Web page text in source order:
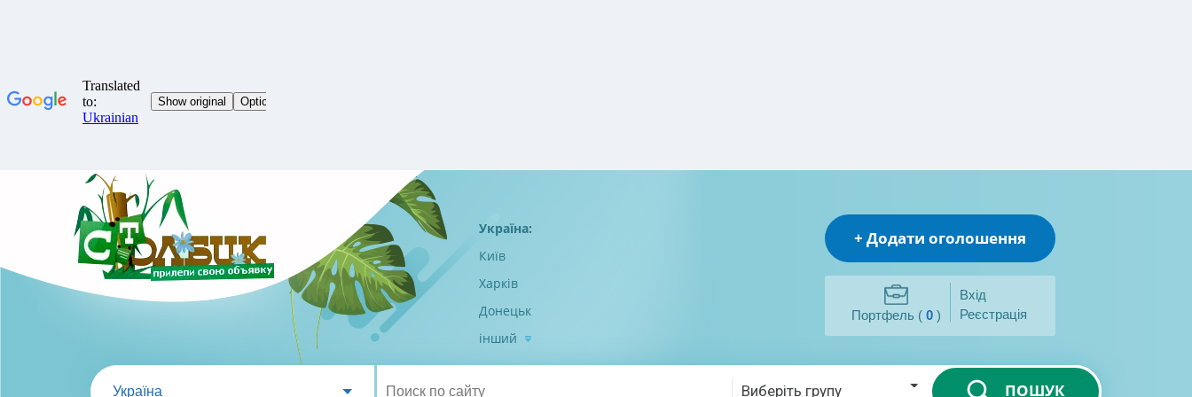
Україна:
Київ
Харків
Донецьк
інший
+ Додати оголошення
Портфель ( 0 )
Вхід
Реєстрація
Україна Виберіть групу ПОШУК